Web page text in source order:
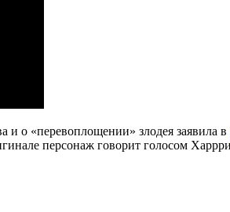
о «перевоплощении» злодея заявила в
персонаж говорит голосом